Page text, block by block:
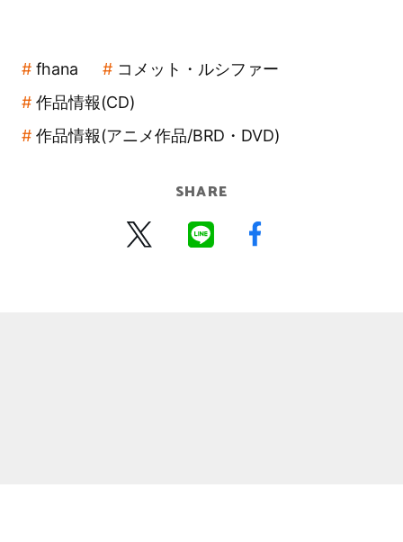
fhana
コメット・ルシファー
作品情報(CD)
作品情報(アニメ作品/BRD・DVD)
SHARE